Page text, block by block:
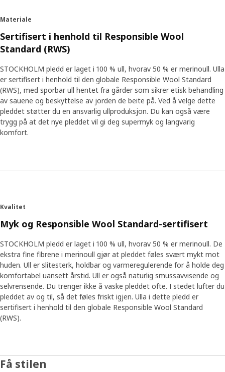
Materiale
Sertifisert i henhold til Responsible Wool
Standard (RWS)
STOCKHOLM pledd er laget i 100 % ull, hvorav 50 % er merinoull. Ulla
er sertifisert i henhold til den globale Responsible Wool Standard
(RWS), med sporbar ull hentet fra gårder som sikrer etisk behandling
av sauene og beskyttelse av jorden de beite på. Ved å velge dette
pleddet støtter du en ansvarlig ullproduksjon. Du kan også være
trygg på at det nye pleddet vil gi deg supermyk og langvarig
komfort.
Kvalitet
Myk og Responsible Wool Standard-sertifisert
STOCKHOLM pledd er laget i 100 % ull, hvorav 50 % er merinoull. De
ekstra fine fibrene i merinoull gjør at pleddet føles svært mykt mot
huden. Ull er slitesterk, holdbar og varmeregulerende for å holde deg
komfortabel uansett årstid. Ull er også naturlig smussavvisende og
selvrensende. Du trenger ikke å vaske pleddet ofte. I stedet lufter du
pleddet av og til, så det føles friskt igjen. Ulla i dette pledd er
sertifisert i henhold til den globale Responsible Wool Standard
(RWS).
Få stilen